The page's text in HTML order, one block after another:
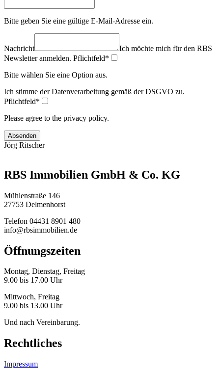
Bitte geben Sie eine gültige E-Mail-Adresse ein.
Nachricht
Ich möchte mich für den RBS
Newsletter anmelden. Pflichtfeld*
Bitte wählen Sie eine Option aus.
Ich stimme der Datenverarbeitung gemäß der DSGVO zu.
Pflichtfeld*
Please agree to the privacy policy.
Absenden
Jörg Ritscher
RBS Immobilien GmbH & Co. KG
Mühlenstraße 146
27753 Delmenhorst
Telefon 04431 8901 480
info@rbsimmobilien.de
Öffnungszeiten
Montag, Dienstag, Freitag
9.00 bis 17.00 Uhr
Mittwoch, Freitag
9.00 bis 13.00 Uhr
Und nach Vereinbarung.
Rechtliches
Impressum